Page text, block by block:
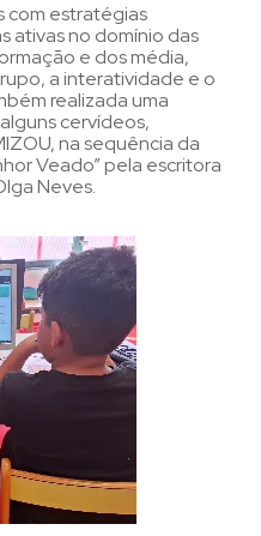
com estratégias
ativas no domínio das
e dos média,
a interatividade e o
realizada uma
cervídeos,
na sequência da
Veado” pela escritora
Neves.